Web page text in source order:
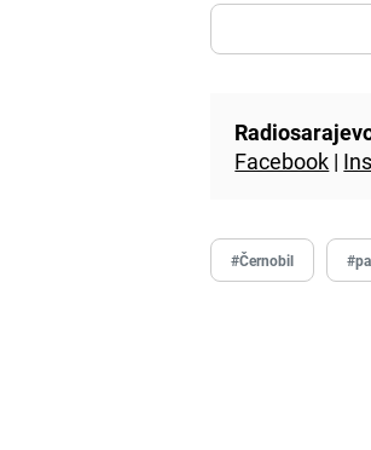
Facebook |
#Černobil